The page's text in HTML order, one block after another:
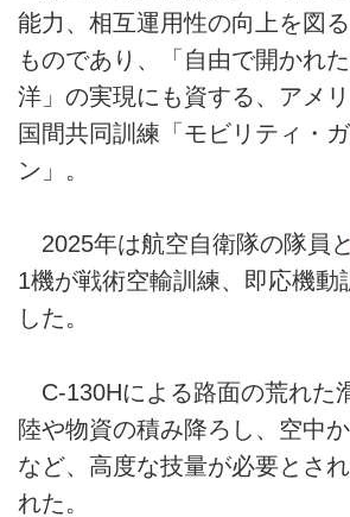
能力、相互運用性の向上を図
ものであり、「自由で開かれ
洋」の実現にも資する、アメ
国間共同訓練「モビリティ・
ン」。
2025年は航空自衛隊の隊員と
1機が戦術空輸訓練、即応機動
した。
C-130Hによる路面の荒れた
陸や物資の積み降ろし、空中
など、高度な技量が必要とさ
れた。